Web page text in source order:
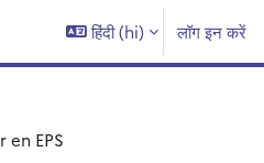
हिंदी ‎(hi)‎ लॉग इन करें
EPS